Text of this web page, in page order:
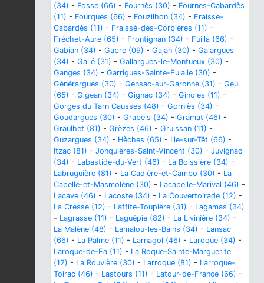
(34) - Fosse (66) - Fournès (30) - Fournes-Cabardès
(11) - Fourques (66) - Fouzilhon (34) - Fraisse-
Cabardès (11) - Fraissé-des-Corbières (11) -
Fréchet-Aure (65) - Frontignan (34) - Fuilla (66) -
Gabian (34) - Gabre (09) - Gajan (30) - Galargues
(34) - Galié (31) - Gallargues-le-Montueux (30) -
Ganges (34) - Garrigues-Sainte-Eulalie (30) -
Générargues (30) - Gensac-sur-Garonne (31) - Geu
(65) - Gigean (34) - Gignac (34) - Ginoles (11) -
Gorges du Tarn Causses (48) - Gorniès (34) -
Goudargues (30) - Grabels (34) - Gramat (46) -
Graulhet (81) - Grèzes (46) - Gruissan (11) -
Guzargues (34) - Hèches (65) - Ille-sur-Têt (66) -
Itzac (81) - Jonquières-Saint-Vincent (30) - Juvignac
(34) - Labastide-du-Vert (46) - La Boissière (34) -
Labruguière (81) - La Cadière-et-Cambo (30) - La
Capelle-et-Masmolène (30) - Lacapelle-Marival (46) -
Lacave (46) - Lacoste (34) - La Couvertoirade (12) -
La Cresse (12) - Laffite-Toupière (31) - Lagamas (34)
- Lagrasse (11) - Laguépie (82) - La Livinière (34) -
La Malène (48) - Lamalou-les-Bains (34) - Lansac
(66) - La Palme (11) - Larnagol (46) - Laroque (34) -
Laroque-de-Fa (11) - La Roque-Sainte-Marguerite
(12) - La Rouvière (30) - Larroque (81) - Larroque-
Toirac (46) - Lastours (11) - Latour-de-France (66) -